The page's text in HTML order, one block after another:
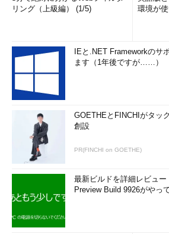
画面3 全てのフォントを表示したところ
フォントの設定ファイルは、通常、「/
存されています（※3）。例えばCentOS 7
「/etc/fonts/conf.d/65-1-vlgothic-
本語フォントの優先度は「/etc/fonts/
リング（上級編） (1/5)
環境が
IEと.NET Frameworkのサ
ます（1年後ですが……）
GOETHEとFINCHIがタッ
創設
PR(FINCHI on GOETHE)
最新ビルドを詳細レビュ
Preview Build 9926がやっ